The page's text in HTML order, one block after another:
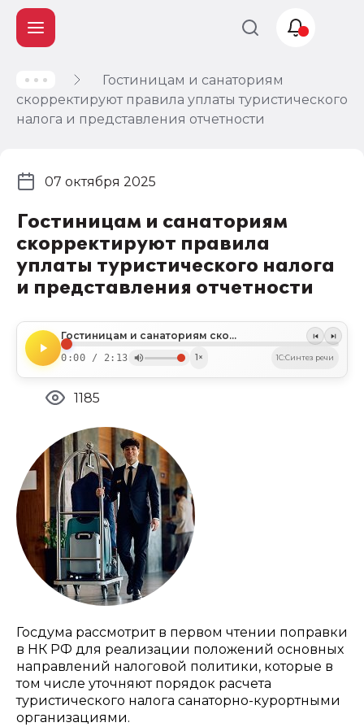
Гостиницам и санаториям
скорректируют правила уплаты туристического
налога и представления отчетности
Гостиницам и санаториям
скорректируют правила
уплаты туристического налога
и представления отчетности
Гостиницам и санаториям скорректируют правила уплаты туристического налога и представления отчетности
0:00 / 2:13 1× 1C:Синтез речи
07 октября 2025
1185
Госдума рассмотрит в первом чтении поправки
в НК РФ для реализации положений основных
направлений налоговой политики, которые в
том числе уточняют порядок расчета
туристического налога санаторно-курортными
организациями.
Учет и
налогообложение